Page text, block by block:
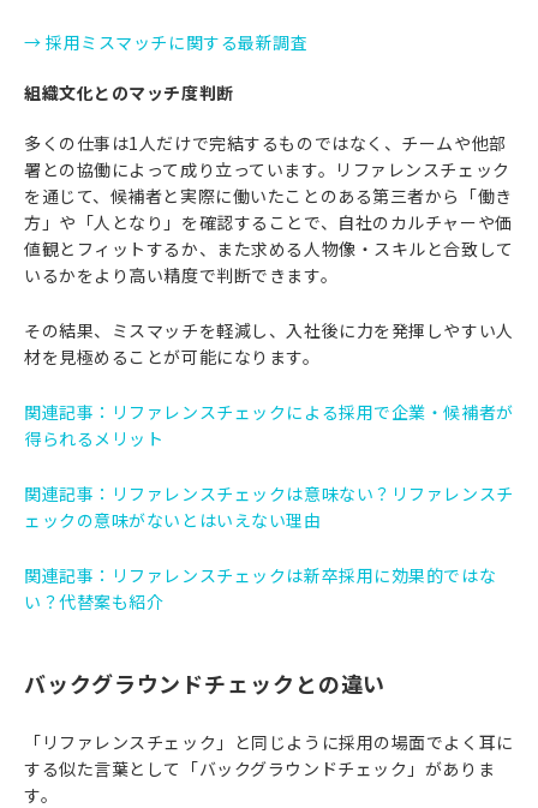
→ 採用ミスマッチに関する最新調査
組織文化とのマッチ度判断
多くの仕事は1人だけで完結するものではなく、チームや他部
署との協働によって成り立っています。リファレンスチェック
を通じて、候補者と実際に働いたことのある第三者から「働き
方」や「人となり」を確認することで、自社のカルチャーや価
値観とフィットするか、また求める人物像・スキルと合致して
いるかをより高い精度で判断できます。
その結果、ミスマッチを軽減し、入社後に力を発揮しやすい人
材を見極めることが可能になります。
関連記事： リファレンスチェックによる採用で企業・候補者が
得られるメリット
関連記事： リファレンスチェックは意味ない？リファレンスチ
ェックの意味がないとはいえない理由
関連記事： リファレンスチェックは新卒採用に効果的ではな
い？代替案も紹介
バックグラウンドチェックとの違い
「リファレンスチェック」と同じように採用の場面でよく耳に
する似た言葉として「バックグラウンドチェック」がありま
す。